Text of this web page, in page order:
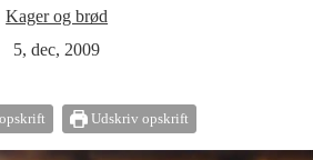
Kager og brød
5, dec, 2009
Udskriv opskrift